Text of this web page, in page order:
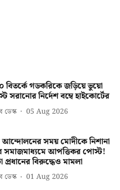
বিতর্কে গডকরিকে জড়িয়ে ভুয়ো
সরানোর নির্দেশ বম্বে হাইকোর্টের
ডেস্ক 05 Aug 2026
আন্দোলনের সময় মোদীকে নিশানা
সমাজমাধ্যমে আপত্তিকর পোস্ট!
প্রধানের বিরুদ্ধেও মামলা
ডেস্ক 01 Aug 2026